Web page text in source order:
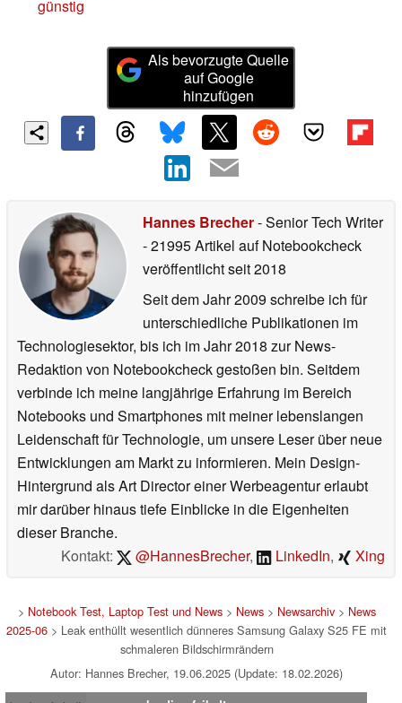
günstig
Als bevorzugte Quelle
auf Google
hinzufügen
Hannes Brecher- Senior Tech Writer
- 21995 Artikel auf Notebookcheck
veröffentlichtseit 2018
Seit dem Jahr 2009 schreibe ich für
unterschiedliche Publikationen im
Technologiesektor, bis ich im Jahr 2018 zur News-
Redaktion von Notebookcheck gestoßen bin. Seitdem
verbinde ich meine langjährige Erfahrung im Bereich
Notebooks und Smartphones mit meiner lebenslangen
Leidenschaft für Technologie, um unsere Leser über neue
Entwicklungen am Markt zu informieren. Mein Design-
Hintergrund als Art Director einer Werbeagentur erlaubt
mir darüber hinaus tiefe Einblicke in die Eigenheiten
dieser Branche.
Kontakt:
@HannesBrecher, LinkedIn, Xing
> Notebook Test, Laptop Test und News> News> Newsarchiv> News
2025-06 > Leak enthüllt wesentlich dünneres Samsung Galaxy S25 FE mit
schmaleren Bildschirmrändern
Autor: Hannes Brecher, 19.06.2025 (Update: 18.02.2026)